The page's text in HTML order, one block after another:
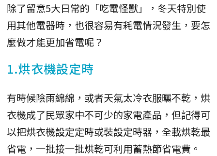
除了留意5大日常的「吃電怪獸」，冬天特別使
用其他電器時，也很容易有耗電情況發生，要怎
麼做才能更加省電呢？
1.烘衣機設定時
有時候陰雨綿綿，或者天氣太冷衣服曬不乾，烘
衣機成了民眾家中不可少的家電產品，但記得可
以把烘衣機設定定時或裝設定時器，全載烘乾最
省電，一批接一批烘乾可利用蓄熱節省電費。